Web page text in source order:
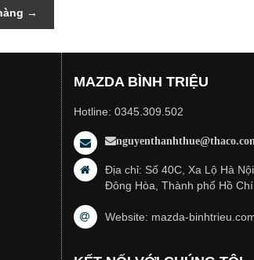
→
MAZDA BÌNH TRIỆU
Hotline: 0345.309.502
Địa chỉ: Số 40C, Xa Lộ Hà
Đông Hòa, Thành phố Hồ
Website: mazda-